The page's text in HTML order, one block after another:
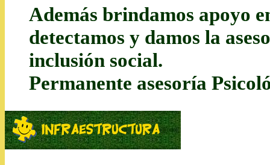
Además brindamos apoyo
detectamos y damos la
inclusión social.
Permanente asesoría